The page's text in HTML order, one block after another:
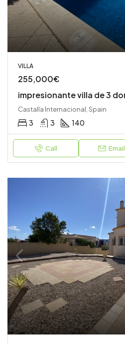
VILLA
255,000€
Castalla Internacional, Spain
3 3 140
Call Email